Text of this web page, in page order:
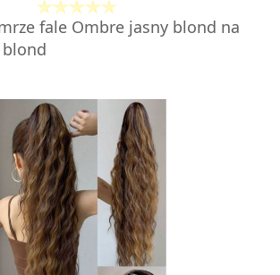
fale Ombre jasny blond na
DO KOSZYKA